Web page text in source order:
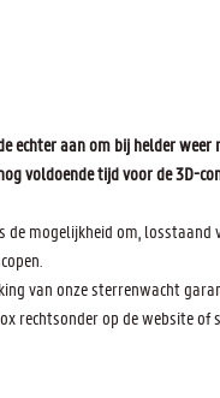
echter aan om bij helder weer
voldoende tijd voor de 3D-
mogelijkheid om, losstaand
van onze sterrenwacht
rechtsonder op de website of